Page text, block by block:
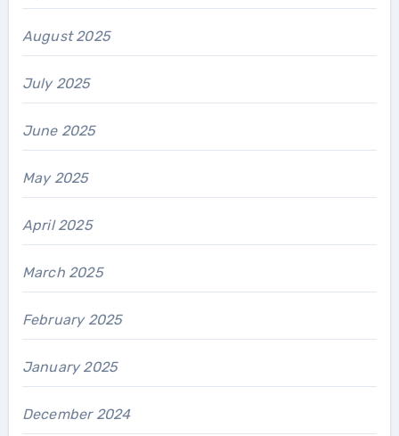
August 2025
July 2025
June 2025
May 2025
April 2025
March 2025
February 2025
January 2025
December 2024